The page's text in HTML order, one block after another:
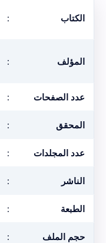
الكتاب :
المؤلف :
عدد الصفحات :
المحقق :
عدد المجلدات :
الناشر :
الطبعة :
حجم الملف :